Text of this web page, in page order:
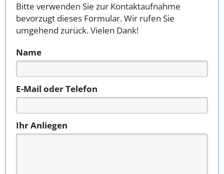
Bitte verwenden Sie zur Kontaktaufnahme
bevorzugt dieses Formular. Wir rufen Sie
umgehend zurück. Vielen Dank!
Name
E-Mail oder Telefon
Ihr Anliegen